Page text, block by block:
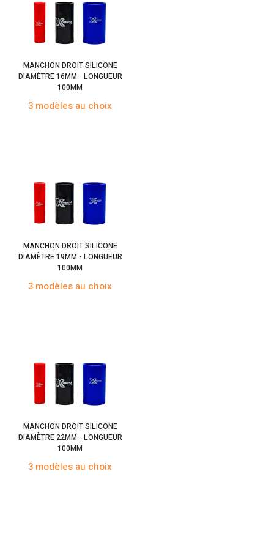
MANCHON DROIT SILICONE
DIAMÈTRE 16MM - LONGUEUR
100MM
3 modèles au choix
MANCHON DROIT SILICONE
DIAMÈTRE 19MM - LONGUEUR
100MM
3 modèles au choix
MANCHON DROIT SILICONE
DIAMÈTRE 22MM - LONGUEUR
100MM
3 modèles au choix